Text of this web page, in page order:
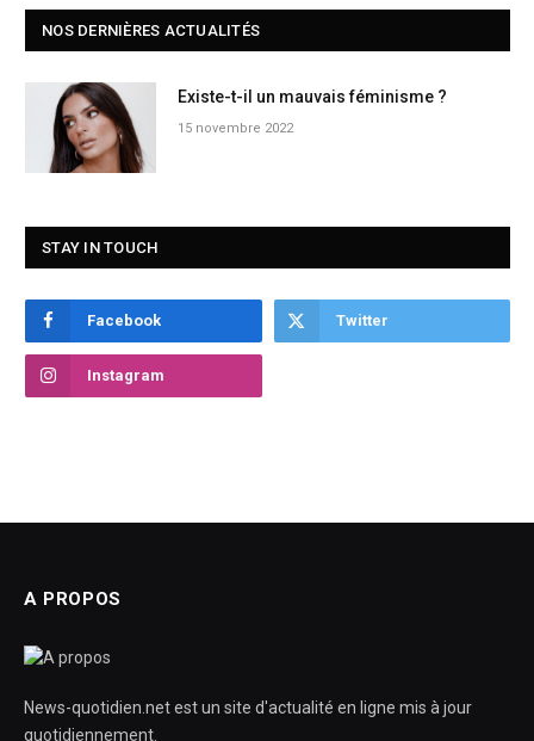
NOS DERNIÈRES ACTUALITÉS
Existe-t-il un mauvais féminisme ?
15 novembre 2022
STAY IN TOUCH
Facebook Twitter
Instagram
A PROPOS
News-quotidien.net est un site d'actualité en ligne mis à jour
quotidiennement.